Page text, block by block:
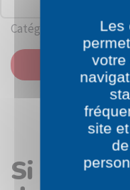
Catégorie: Bakugan
Si vous
Les
votre
site